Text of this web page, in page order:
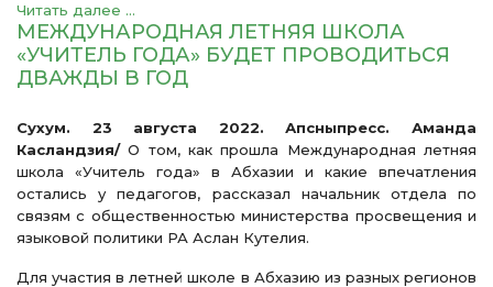
Читать далее ...
МЕЖДУНАРОДНАЯ ЛЕТНЯЯ ШКОЛА
«УЧИТЕЛЬ ГОДА» БУДЕТ ПРОВОДИТЬСЯ
ДВАЖДЫ В ГОД
Сухум. 23 августа 2022. Апсныпресс. Аманда
Касландзия/О том, как прошла Международная летняя
школа «Учитель года» в Абхазии и какие впечатления
остались у педагогов, рассказал начальник отдела по
связям с общественностью министерства просвещения и
языковой политики РА Аслан Кутелия.
Для участия в летней школе в Абхазию из разных регионов